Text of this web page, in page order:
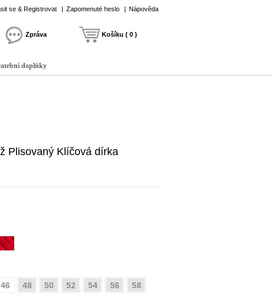
se & Registrovat | Zapomenuté heslo | Nápověda
Zpráva Košíku ( 0 )
doplňky
Plisovaný Klíčová dírka
46 48 50 52 54 56
58